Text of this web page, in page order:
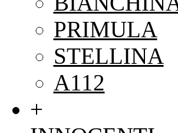
PRIMULA
STELLINA
A112
+